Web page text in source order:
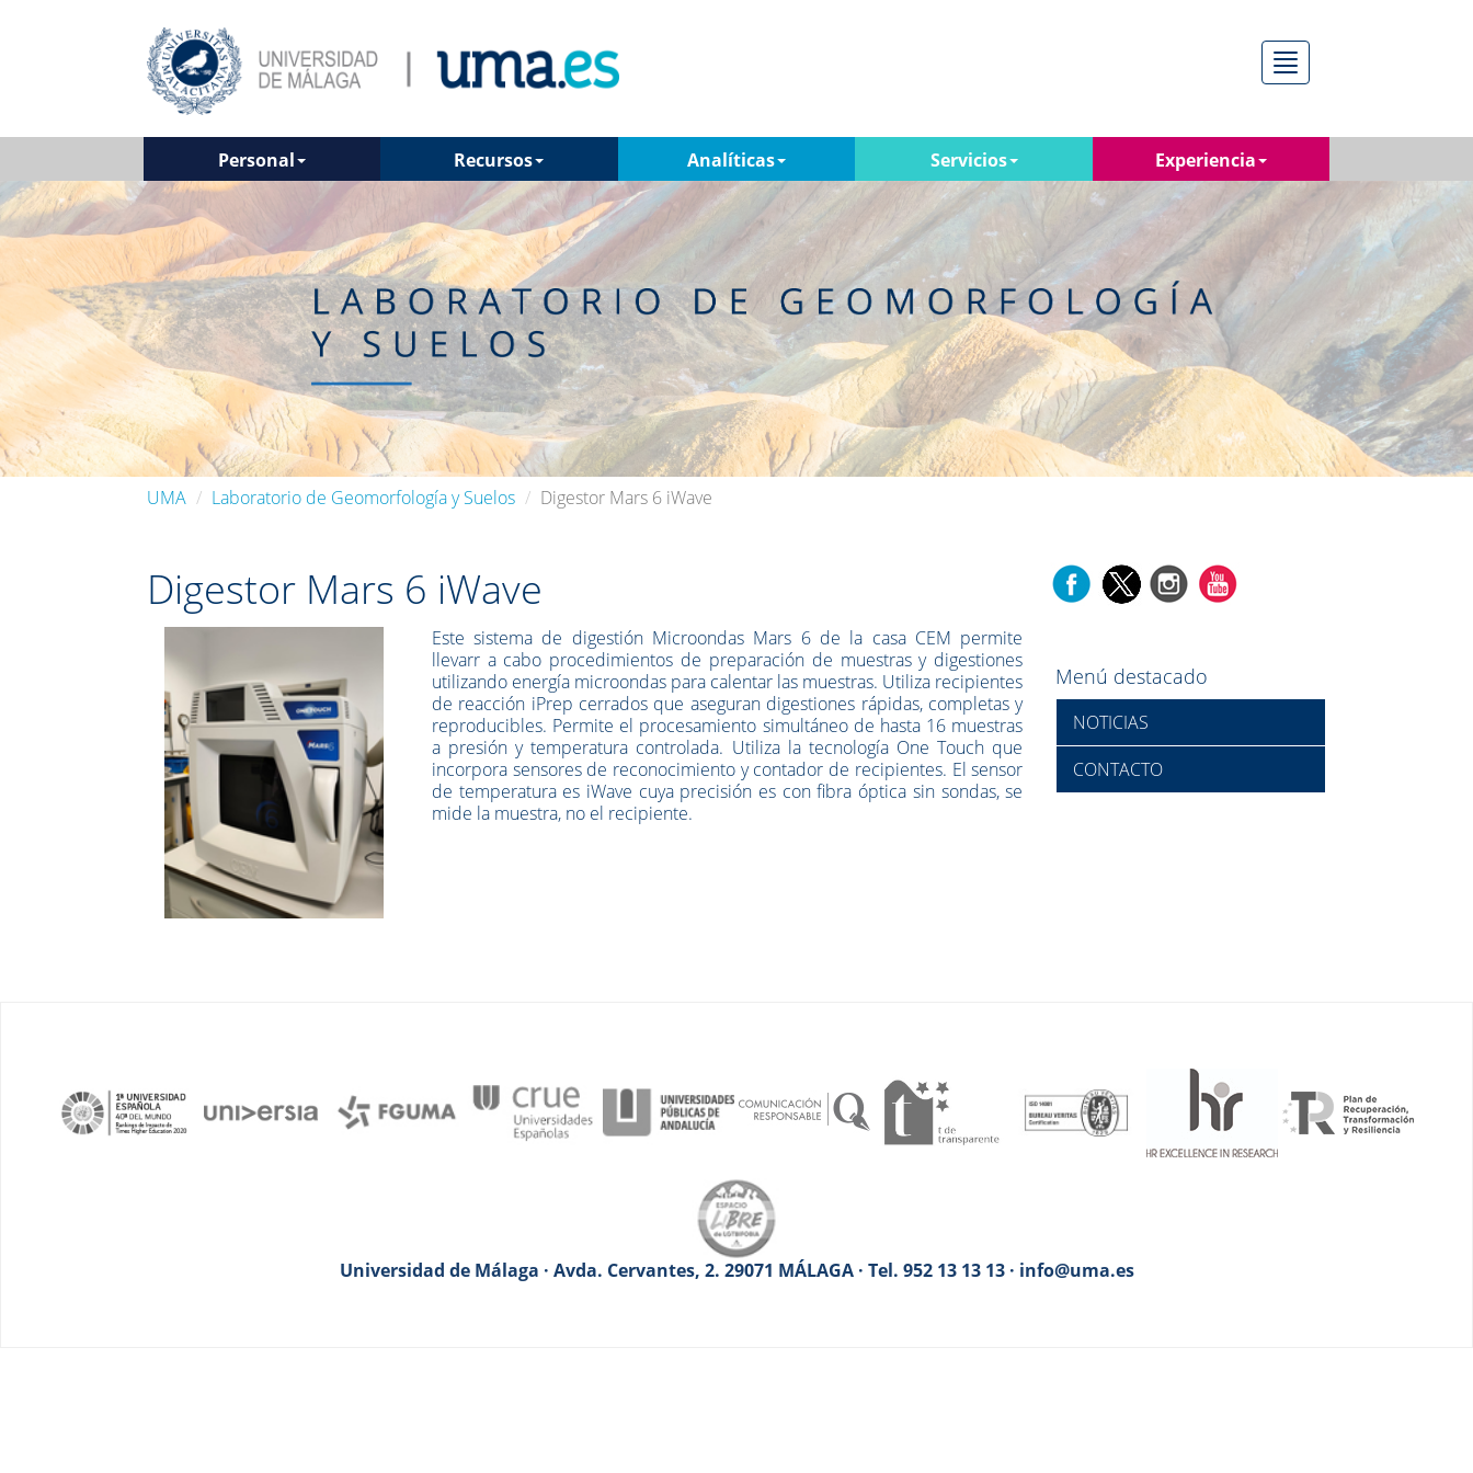
Menú
Personal Recursos Analíticas Servicios Experiencia
UMA Laboratorio de Geomorfología y Suelos Digestor Mars 6 iWave
Digestor Mars 6 iWave
Este sistema de digestión Microondas Mars 6 de la casa CEM permite
llevarr a cabo procedimientos de preparación de muestras y digestiones
utilizando energía microondas para calentar las muestras. Utiliza recipientes
de reacción iPrep cerrados que aseguran digestiones rápidas, completas y
reproducibles. Permite el procesamiento simultáneo de hasta 16 muestras
a presión y temperatura controlada. Utiliza la tecnología One Touch que
incorpora sensores de reconocimiento y contador de recipientes. El sensor
de temperatura es iWave cuya precisión es con fibra óptica sin sondas, se
mide la muestra, no el recipiente.
Menú destacado
NOTICIAS
CONTACTO
Universidad de Málaga · Avda. Cervantes, 2. 29071 MÁLAGA · Tel. 952 13 13 13 · info@uma.es